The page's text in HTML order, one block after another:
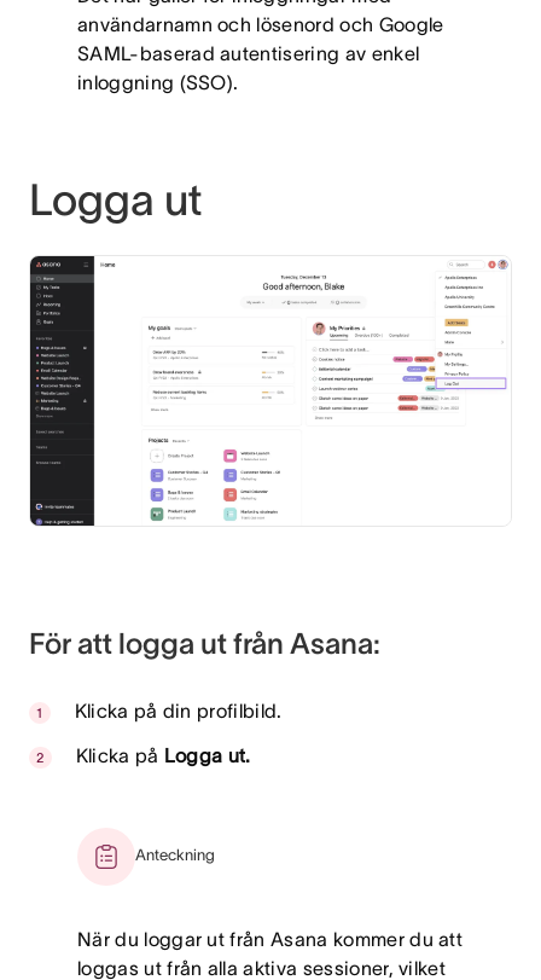
användarnamn och lösenord och Google
SAML-baserad autentisering av enkel
inloggning (SSO).
Logga ut
För att logga ut från Asana:
Klicka på din profilbild.
Klicka på Logga ut.
Anteckning
När du loggar ut från Asana kommer du att
loggas ut från alla aktiva sessioner, vilket